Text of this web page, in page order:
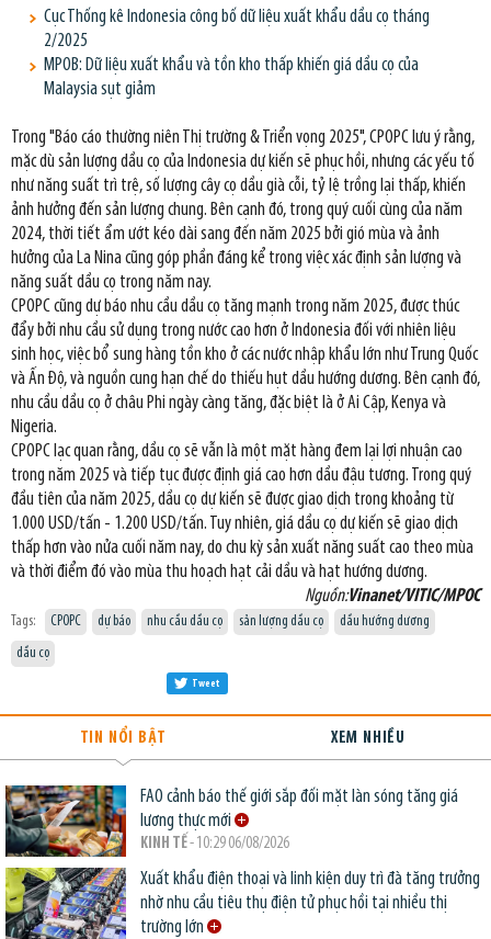
Cục Thống kê Indonesia công bố dữ liệu xuất khẩu dầu cọ tháng
2/2025
MPOB: Dữ liệu xuất khẩu và tồn kho thấp khiến giá dầu cọ của
Malaysia sụt giảm
Trong "Báo cáo thường niên Thị trường & Triển vọng 2025", CPOPC lưu ý rằng,
mặc dù sản lượng dầu cọ của Indonesia dự kiến sẽ phục hồi, nhưng các yếu tố
như năng suất trì trệ, số lượng cây cọ dầu già cỗi, tỷ lệ trồng lại thấp, khiến
ảnh hưởng đến sản lượng chung. Bên cạnh đó, trong quý cuối cùng của năm
2024, thời tiết ẩm ướt kéo dài sang đến năm 2025 bởi gió mùa và ảnh
hưởng của La Nina cũng góp phần đáng kể trong việc xác định sản lượng và
năng suất dầu cọ trong năm nay.
CPOPC cũng dự báo nhu cầu dầu cọ tăng mạnh trong năm 2025, được thúc
đẩy bởi nhu cầu sử dụng trong nước cao hơn ở Indonesia đối với nhiên liệu
sinh học, việc bổ sung hàng tồn kho ở các nước nhập khẩu lớn như Trung Quốc
và Ấn Độ, và nguồn cung hạn chế do thiếu hụt dầu hướng dương. Bên cạnh đó,
nhu cầu dầu cọ ở châu Phi ngày càng tăng, đặc biệt là ở Ai Cập, Kenya và
Nigeria.
CPOPC lạc quan rằng, dầu cọ sẽ vẫn là một mặt hàng đem lại lợi nhuận cao
trong năm 2025 và tiếp tục được định giá cao hơn dầu đậu tương. Trong quý
đầu tiên của năm 2025, dầu cọ dự kiến sẽ được giao dịch trong khoảng từ
1.000 USD/tấn - 1.200 USD/tấn. Tuy nhiên, giá dầu cọ dự kiến sẽ giao dịch
thấp hơn vào nửa cuối năm nay, do chu kỳ sản xuất năng suất cao theo mùa
và thời điểm đó vào mùa thu hoạch hạt cải dầu và hạt hướng dương.
Nguồn:Vinanet/VITIC/MPOC
Tags: CPOPC dự báo nhu cầu dầu cọ sản lượng dầu cọ
dầu hướng dương
dầu cọ
Tweet
TIN NỔI BẬT XEM NHIỀU
FAO cảnh báo thế giới sắp đối mặt làn sóng tăng giá
lương thực mới
KINH TẾ- 10:29 06/08/2026
Xuất khẩu điện thoại và linh kiện duy trì đà tăng trưởng
nhờ nhu cầu tiêu thụ điện tử phục hồi tại nhiều thị
trường lớn